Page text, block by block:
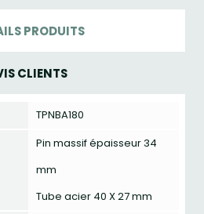
PRODUITS
CLIENTS
TPNBA180
Pin massif épaisseur 34
mm
Tube acier 40 X 27 mm